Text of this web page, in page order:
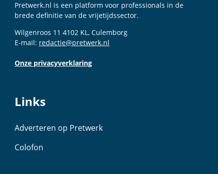
Pretwerk.nl is een platform voor professionals in de
brede definitie van de vrijetijdssector.
Wilgenroos 11 4102 KL, Culemborg
E-mail: redactie@pretwerk.nl
Onze privacyverklaring
Links
Adverteren op Pretwerk
Colofon